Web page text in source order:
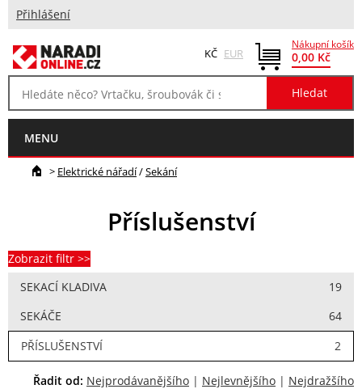
Přihlášení
Nákupní košík
0,00 Kč
KČ EUR
MENU
> Elektrické nářadí/Sekání
Příslušenství
19
SEKACÍ KLADIVA
64
SEKÁČE
2
PŘÍSLUŠENSTVÍ
Řadit od: Nejprodávanějšího | Nejlevnějšího | Nejdražšího
Zobrazit filtr >>